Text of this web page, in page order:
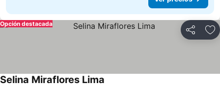
Compartir
Opción destacada
Selina Miraflores Lima